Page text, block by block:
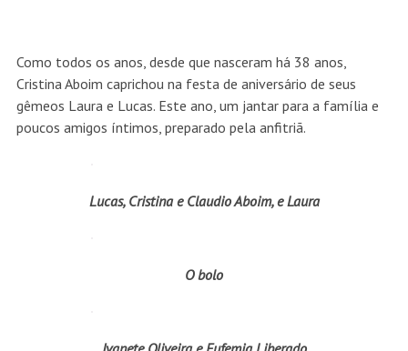
Como todos os anos, desde que nasceram há 38 anos,
Cristina Aboim caprichou na festa de aniversário de seus
gêmeos Laura e Lucas. Este ano, um jantar para a família e
poucos amigos íntimos, preparado pela anfitriã.
Lucas, Cristina e Claudio Aboim, e Laura
O bolo